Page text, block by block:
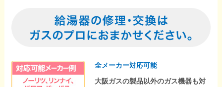
全メーカー対応可能
大阪ガスの製品以外のガス機器も対